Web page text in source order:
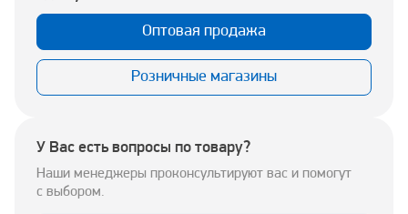
Оптовая продажа
Розничные магазины
У Вас есть вопросы по товару?
Наши менеджеры проконсультируют вас и помогут
с выбором.